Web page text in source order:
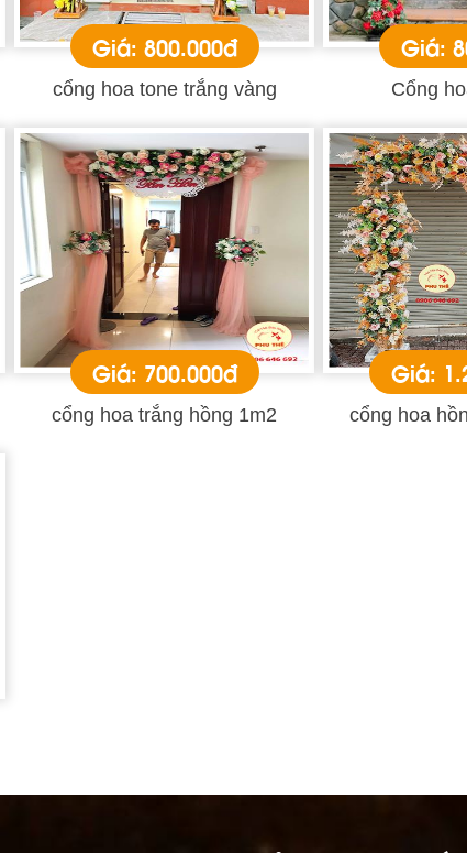
Giá: 800.000đ
cổng hoa tone trắng vàng
Giá:
Cổng
Giá: 700.000đ
cổng hoa trắng hồng 1m2
Giá:
cổng hoa